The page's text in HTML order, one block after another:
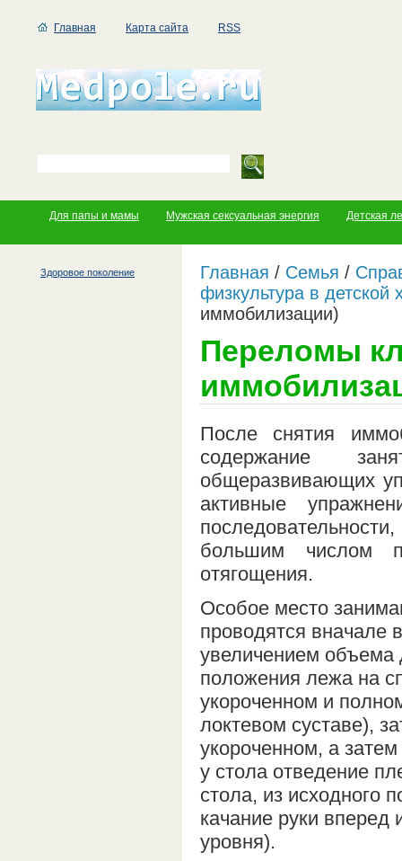
Главная Карта сайта RSS
Для папы и мамы Мужская сексуальная энергия Детская
Здоровое поколение Главная / Семья /
физкультура в детской
иммобилизации)
Переломы
После снятия
содержание
общеразвивающих
активные
большим числом
отягощения.
Особое место
проводятся вначале
увеличением
положения лежа на
укороченном и
локтевом суставе),
укороченном, а
у стола отведение
стола, из исходного
качание руки вперед
уровня).